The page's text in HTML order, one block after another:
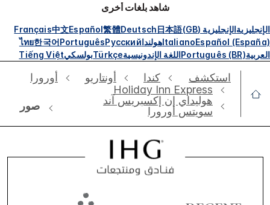
شاهد بلغات أخرى
الإنجليزيةالإنجليزية (GB) 日本語
Deutsch
繁體
Español
中文
Français
Español (España)
ItalianoهولنداРусский
Português
한국어
ไทย
العربيةPortuguês (BR)اللغة الإندونيسيةTürkçeبولسكيTiếng Việt
استكشف كندا أونتاريو
أورورا
Holiday Inn Express
هوليداي إن إكسبريس آند
سويتس أورورا
صور